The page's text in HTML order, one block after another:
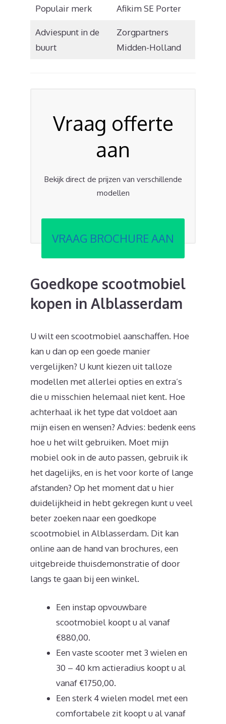
Populair merk Afikim SE Porter
Adviespunt in de
buurt
Zorgpartners
Midden-Holland
Vraag offerte
aan
Bekijk direct de prijzen van verschillende
modellen
VRAAG BROCHURE AAN
Goedkope scootmobiel
kopen in Alblasserdam
U wilt een scootmobiel aanschaffen. Hoe
kan u dan op een goede manier
vergelijken? U kunt kiezen uit talloze
modellen met allerlei opties en extra’s
die u misschien helemaal niet kent. Hoe
achterhaal ik het type dat voldoet aan
mijn eisen en wensen? Advies: bedenk eens
hoe u het wilt gebruiken. Moet mijn
mobiel ook in de auto passen, gebruik ik
het dagelijks, en is het voor korte of lange
afstanden? Op het moment dat u hier
duidelijkheid in hebt gekregen kunt u veel
beter zoeken naar een goedkope
scootmobiel in Alblasserdam. Dit kan
online aan de hand van brochures, een
uitgebreide thuisdemonstratie of door
langs te gaan bij een winkel.
Een instap opvouwbare
scootmobiel koopt u al vanaf
€880,00.
Een vaste scooter met 3 wielen en
30 – 40 km actieradius koopt u al
vanaf €1750,00.
Een sterk 4 wielen model met een
comfortabele zit koopt u al vanaf